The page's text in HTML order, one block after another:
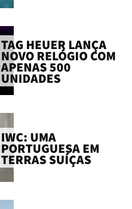
TAG HEUER LANÇA
NOVO RELÓGIO COM
APENAS 500
UNIDADES
IWC: UMA
PORTUGUESA EM
TERRAS SUÍÇAS